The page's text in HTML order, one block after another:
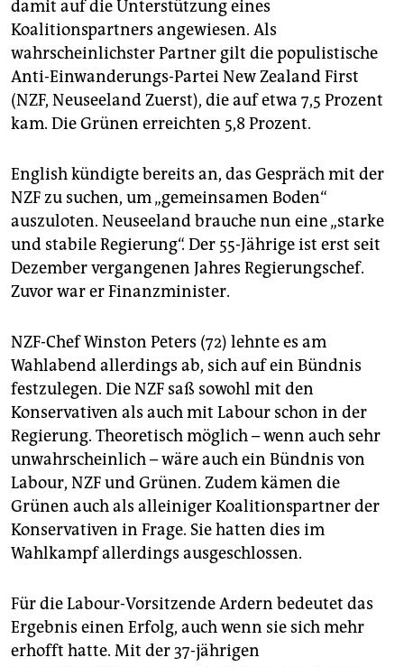
damit auf die Unterstützung eines
Koalitionspartners angewiesen. Als
wahrscheinlichster Partner gilt die populistische
Anti-Einwanderungs-Partei New Zealand First
(NZF, Neuseeland Zuerst), die auf etwa 7,5 Prozent
kam. Die Grünen erreichten 5,8 Prozent.
English kündigte bereits an, das Gespräch mit der
NZF zu suchen, um „gemeinsamen Boden“
auszuloten. Neuseeland brauche nun eine „starke
und stabile Regierung“. Der 55-Jährige ist erst seit
Dezember vergangenen Jahres Regierungschef.
Zuvor war er Finanzminister.
NZF-Chef Winston Peters (72) lehnte es am
Wahlabend allerdings ab, sich auf ein Bündnis
festzulegen. Die NZF saß sowohl mit den
Konservativen als auch mit Labour schon in der
Regierung. Theoretisch möglich – wenn auch sehr
unwahrscheinlich – wäre auch ein Bündnis von
Labour, NZF und Grünen. Zudem kämen die
Grünen auch als alleiniger Koalitionspartner der
Konservativen in Frage. Sie hatten dies im
Wahlkampf allerdings ausgeschlossen.
Für die Labour-Vorsitzende Ardern bedeutet das
Ergebnis einen Erfolg, auch wenn sie sich mehr
erhofft hatte. Mit der 37-jährigen